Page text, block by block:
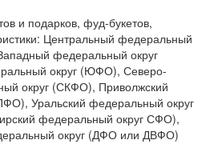
и подарков, фуд-букетов,
Центральный федеральный
федеральный округ
округ (ЮФО), Северо-
округ (СКФО), Приволжский
Уральский федеральный округ
федеральный округ СФО),
округ (ДФО или ДВФО)